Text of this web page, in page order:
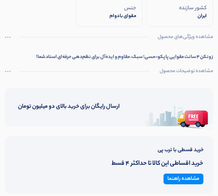
کشور سازنده
ایران
جنس
مقوای بادوام
مشاهده ویژگی‌های محصول
زونکن 4 سانت مقوایی پاپکو-مسی؛ سبک، مقاوم و ایده‌آل برای نظم‌دهی حرفه‌ای اسناد شما!
مشاهده توضیحات محصول
ارسال رایگان برای خرید بالای دو میلیون تومان
خرید قسطی با ترب پی
خرید اقساطی این کالا تا حداکثر 4 قسط
مشاهده راهنما